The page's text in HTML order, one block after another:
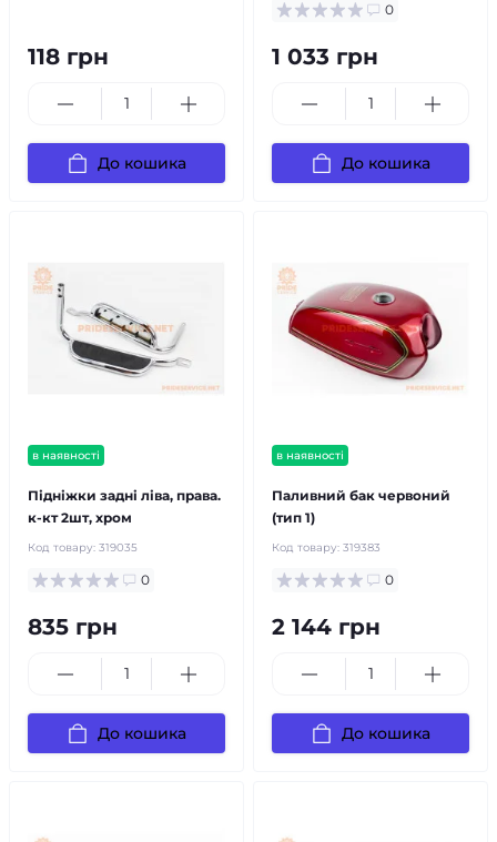
118 грн
До кошика
0
1 033 грн
До кошика
в наявності
Підніжки задні ліва, права.
к-кт 2шт, хром
Код товару: 319035
0
835 грн
До кошика
в наявності
Паливний бак червоний
(тип 1)
Код товару: 319383
0
2 144 грн
До кошика